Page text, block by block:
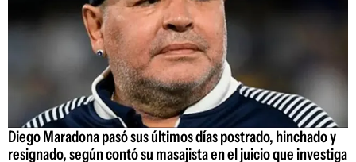
Diego Maradona pasó sus últimos días postrado, hinchado y
resignado, según contó su masajista en el juicio que investiga